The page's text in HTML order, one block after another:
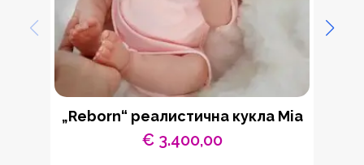
„Reborn“ реалистична кукла Mia
€3.400,00